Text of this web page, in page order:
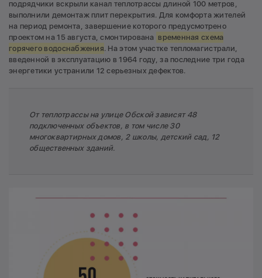
подрядчики вскрыли канал теплотрассы длиной 100 метров,
выполнили демонтаж плит перекрытия. Для комфорта жителей
на период ремонта, завершение которого предусмотрено
проектом на 15 августа, смонтирована временная схема
горячего водоснабжения. На этом участке тепломагистрали,
введенной в эксплуатацию в 1964 году, за последние три года
энергетики устранили 12 серьезных дефектов.
От теплотрассы на улице Обской зависят 48
подключенных объектов, в том числе 30
многоквартирных домов, 2 школы, детский сад, 12
общественных зданий.